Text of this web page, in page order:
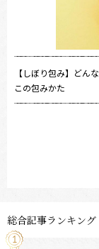
【しぼり包み】どん
この包みかた
総合記事ランキング